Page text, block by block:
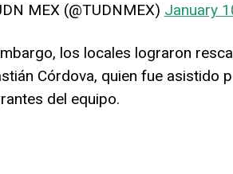
MEX (@TUDNMEX) January
los locales lograron
Córdova, quien fue asistido
del equipo.